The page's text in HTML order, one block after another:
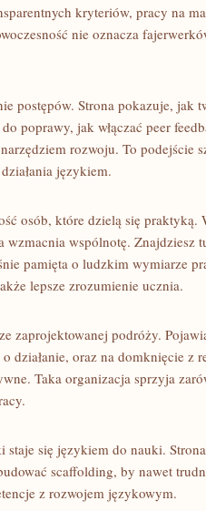
kryteriów, pracy na
nie oznacza
postępów. Strona pokazuje, jak
poprawy, jak włączać peer
rozwoju. To podejście
językiem.
osób, które dzielą się praktyką.
wzmacnia wspólnotę. Znajdziesz
pamięta o ludzkim wymiarze
lepsze zrozumienie ucznia.
zaprojektowanej podróży.
działanie, oraz na domknięcie z
Taka organizacja sprzyja
się językiem do nauki.
scaffolding, by nawet
z rozwojem językowym.